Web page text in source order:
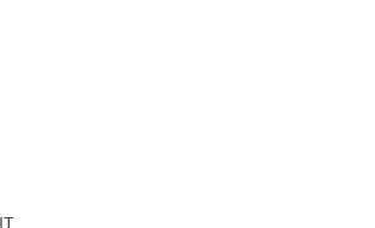
でとても気に入りました。 発送も早く、